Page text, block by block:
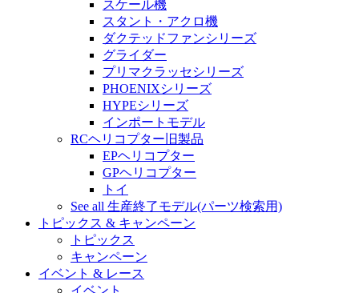
スケール機
スタント・アクロ機
ダクテッドファンシリーズ
グライダー
プリマクラッセシリーズ
PHOENIXシリーズ
HYPEシリーズ
インポートモデル
RCヘリコプター旧製品
EPヘリコプター
GPヘリコプター
トイ
See all 生産終了モデル(パーツ検索用)
トピックス & キャンペーン
トピックス
キャンペーン
イベント & レース